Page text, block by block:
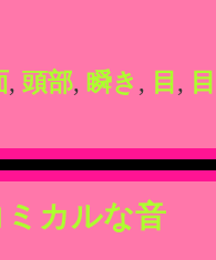
, 頭部, 瞬き , 目 ,
カルな音